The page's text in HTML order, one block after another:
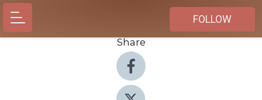
FOLLOW
Share